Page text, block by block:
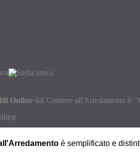
Onlinedal Cantiere all'Arredamento è:
è semplificato e